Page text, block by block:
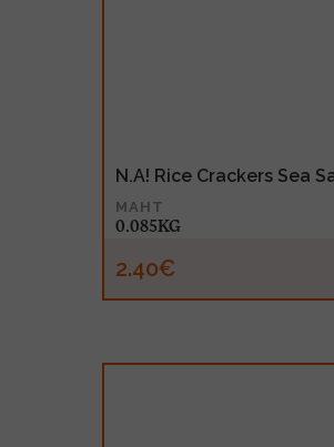
N.A! Rice Crackers Sea
MAHT
0.085KG
2.40€